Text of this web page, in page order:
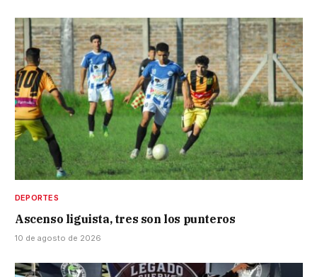
DEPORTES
Ascenso liguista, tres son los punteros
10 de agosto de 2026